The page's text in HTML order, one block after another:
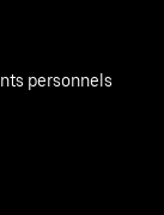
personnels